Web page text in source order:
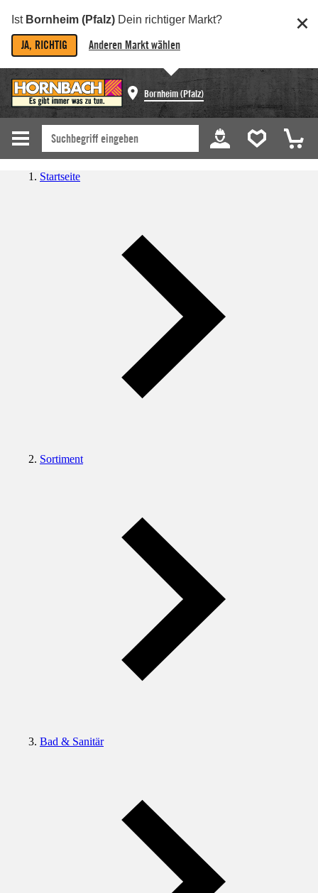
Ist Bornheim (Pfalz) Dein richtiger Markt?
JA, RICHTIG Anderen Markt wählen
Bornheim (Pfalz)
Startseite
Sortiment
Bad & Sanitär